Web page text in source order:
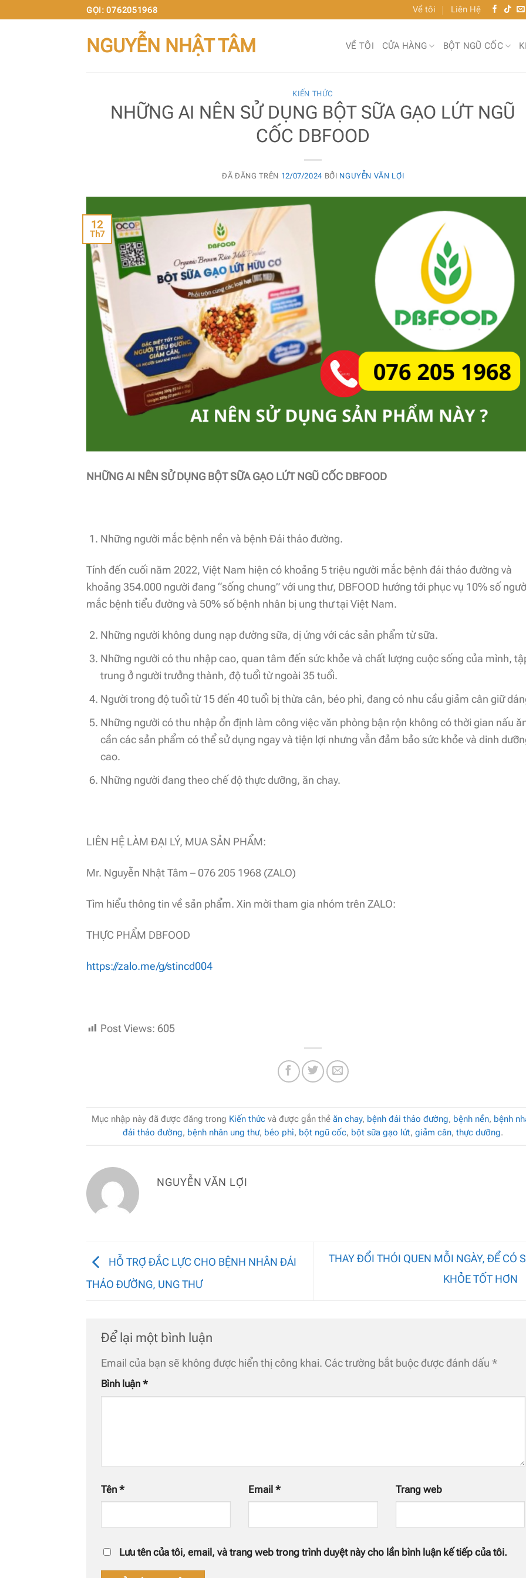
GỌI: 0762051968 Về tôi Liên Hệ
NGUYỄN NHẬT TÂM VỀ TÔI CỬA HÀNG BỘT NGŨ CỐC
KIẾN THỨC
NHỮNG AI NÊN SỬ DỤNG BỘT SỮA GẠO LỨT NGŨ
CỐC DBFOOD
ĐÃ ĐĂNG TRÊN 12/07/2024 BỞI NGUYỄN VĂN LỢI
12
Th7
NHỮNG AI NÊN SỬ DỤNG BỘT SỮA GẠO LỨT NGŨ CỐC DBFOOD
Những người mắc bệnh nền và bệnh Đái tháo đường.
Tính đến cuối năm 2022, Việt Nam hiện có khoảng 5 triệu người mắc bệnh đái tháo đường và
khoảng 354.000 người đang “sống chung” với ung thư, DBFOOD hướng tới phục vụ 10% số
mắc bệnh tiểu đường và 50% số bệnh nhân bị ung thư tại Việt Nam.
Những người không dung nạp đường sữa, dị ứng với các sản phẩm từ sữa.
Những người có thu nhập cao, quan tâm đến sức khỏe và chất lượng cuộc sống của mình,
trung ở người trưởng thành, độ tuổi từ ngoài 35 tuổi.
Người trong độ tuổi từ 15 đến 40 tuổi bị thừa cân, béo phì, đang có nhu cầu giảm cân giữ
Những người có thu nhập ổn định làm công việc văn phòng bận rộn không có thời gian nấu
cần các sản phẩm có thể sử dụng ngay và tiện lợi nhưng vẫn đảm bảo sức khỏe và dinh
cao.
Những người đang theo chế độ thực dưỡng, ăn chay.
LIÊN HỆ LÀM ĐẠI LÝ, MUA SẢN PHẨM:
Mr. Nguyễn Nhật Tâm – 076 205 1968 (ZALO)
Tìm hiểu thông tin về sản phẩm. Xin mời tham gia nhóm trên ZALO:
THỰC PHẨM DBFOOD
https://zalo.me/g/stincd004
Post Views: 605
Mục nhập này đã được đăng trong Kiến thức và được gắn thẻăn chay, bệnh đái tháo đường, bệnh nền, bệnh
đái tháo đường, bệnh nhân ung thư, béo phì, bột ngũ cốc, bột sữa gạo lứt,giảm cân,thực dưỡng.
NGUYỄN VĂN LỢI
HỖ TRỢ ĐẮC LỰC CHO BỆNH NHÂN ĐÁI
THÁO ĐƯỜNG, UNG THƯ
THAY ĐỔI THÓI QUEN MỖI NGÀY, ĐỂ CÓ
KHỎE TỐT HƠN
Để lại một bình luận
Email của bạn sẽ không được hiển thị công khai. Các trường bắt buộc được đánh dấu *
Bình luận *
Tên * Email * Trang web
Lưu tên của tôi, email, và trang web trong trình duyệt này cho lần bình luận kế tiếp của tôi.